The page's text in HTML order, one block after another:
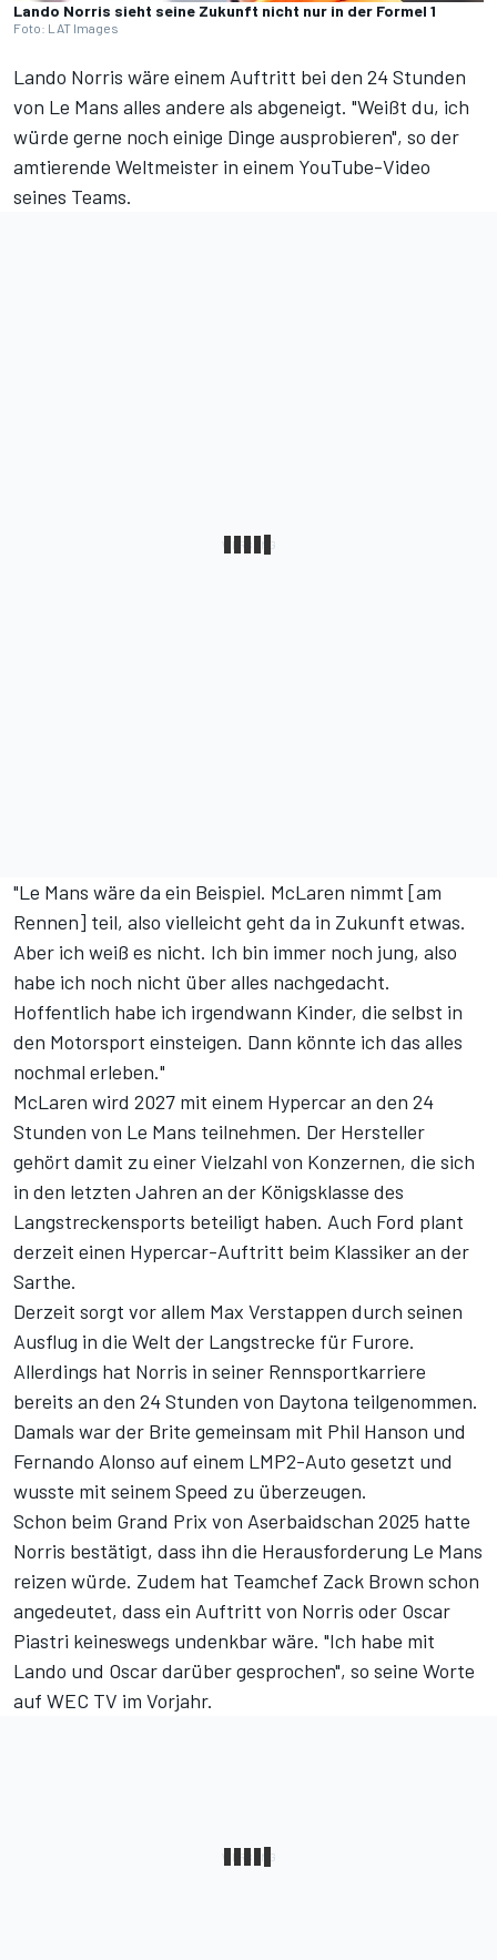
Lando Norris sieht seine Zukunft nicht nur in der Formel 1
Foto: LAT Images
Lando Norris wäre einem Auftritt bei den 24 Stunden
von Le Mans alles andere als abgeneigt. "Weißt du, ich
würde gerne noch einige Dinge ausprobieren", so der
amtierende Weltmeister in einem YouTube-Video
seines Teams.
"Le Mans wäre da ein Beispiel. McLaren nimmt [am
Rennen] teil, also vielleicht geht da in Zukunft etwas.
Aber ich weiß es nicht. Ich bin immer noch jung, also
habe ich noch nicht über alles nachgedacht.
Hoffentlich habe ich irgendwann Kinder, die selbst in
den Motorsport einsteigen. Dann könnte ich das alles
nochmal erleben."
McLaren wird 2027 mit einem Hypercar an den 24
Stunden von Le Mans teilnehmen. Der Hersteller
gehört damit zu einer Vielzahl von Konzernen, die sich
in den letzten Jahren an der Königsklasse des
Langstreckensports beteiligt haben. Auch Ford plant
derzeit einen Hypercar-Auftritt beim Klassiker an der
Sarthe.
Derzeit sorgt vor allem Max Verstappen durch seinen
Ausflug in die Welt der Langstrecke für Furore.
Allerdings hat Norris in seiner Rennsportkarriere
bereits an den 24 Stunden von Daytona teilgenommen.
Damals war der Brite gemeinsam mit Phil Hanson und
Fernando Alonso auf einem LMP2-Auto gesetzt und
wusste mit seinem Speed zu überzeugen.
Schon beim Grand Prix von Aserbaidschan 2025 hatte
Norris bestätigt, dass ihn die Herausforderung Le Mans
reizen würde. Zudem hat Teamchef Zack Brown schon
angedeutet, dass ein Auftritt von Norris oder Oscar
Piastri keineswegs undenkbar wäre. "Ich habe mit
Lando und Oscar darüber gesprochen", so seine Worte
auf WEC TV im Vorjahr.